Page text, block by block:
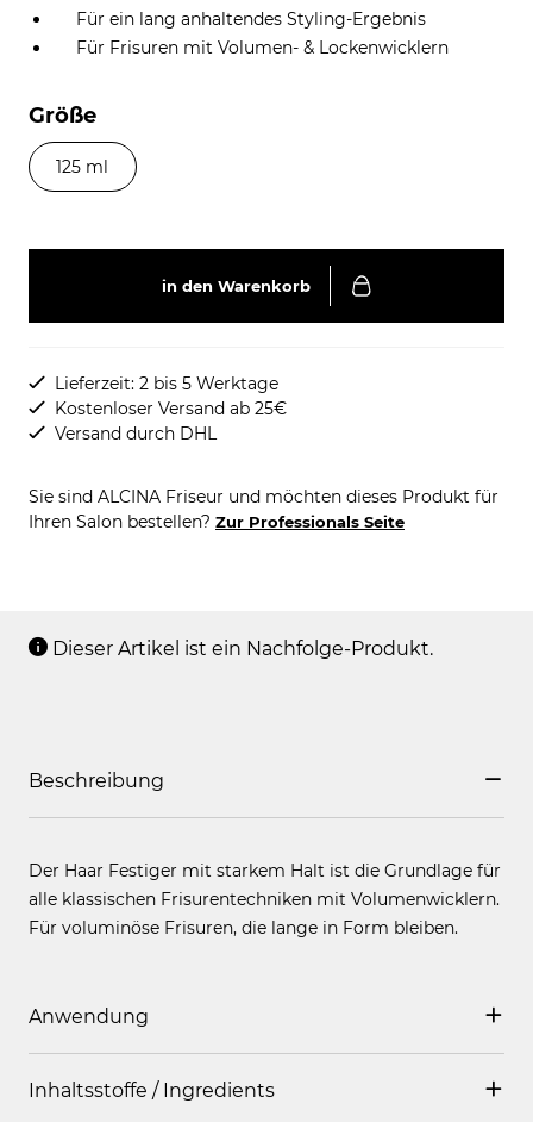
Für ein lang anhaltendes Styling-Ergebnis
Für Frisuren mit Volumen- & Lockenwicklern
Größe
125 ml
in den Warenkorb
Lieferzeit: 2 bis 5 Werktage
Kostenloser Versand ab 25€
Versand durch DHL
Sie sind ALCINA Friseur und möchten dieses Produkt für
Ihren Salon bestellen? Zur Professionals Seite
Dieser Artikel ist ein Nachfolge-Produkt.
Beschreibung
Der Haar Festiger mit starkem Halt ist die Grundlage für
alle klassischen Frisurentechniken mit Volumenwicklern.
Für voluminöse Frisuren, die lange in Form bleiben.
Anwendung
Ins feuchte Haar sprühen. Volumenwickler eindrehen.
Inhaltsstoffe / Ingredients